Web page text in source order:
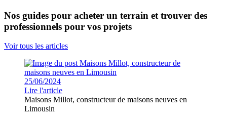
Nos guides pour acheter un terrain et trouver des
professionnels pour vos projets
Voir tous les articles
25/06/2024
Lire l'article
Maisons Millot, constructeur de maisons neuves en
Limousin